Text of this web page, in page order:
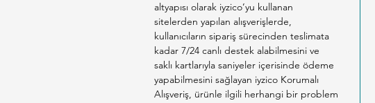
altyapısı olarak iyzico’yu kullanan
sitelerden yapılan alışverişlerde,
kullanıcıların sipariş sürecinden teslimata
kadar 7/24 canlı destek alabilmesini ve
saklı kartlarıyla saniyeler içerisinde ödeme
yapabilmesini sağlayan iyzico Korumalı
Alışveriş, ürünle ilgili herhangi bir problem